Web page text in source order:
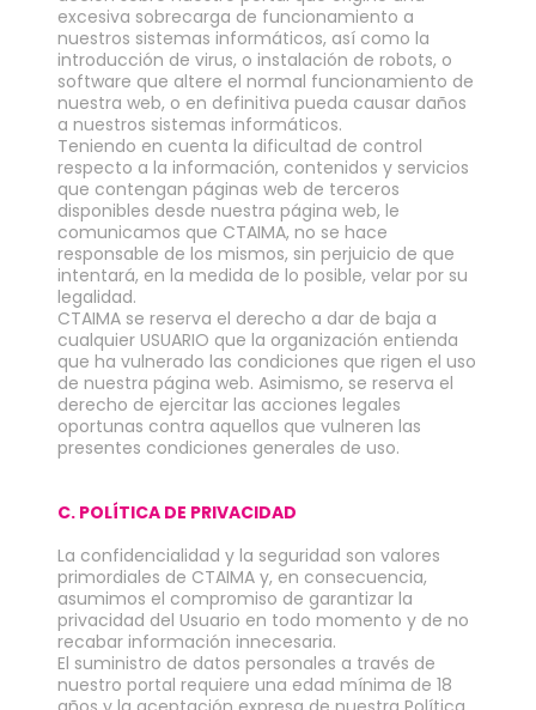
excesiva sobrecarga de funcionamiento a
nuestros sistemas informáticos, así como la
introducción de virus, o instalación de robots, o
software que altere el normal funcionamiento de
nuestra web, o en definitiva pueda causar daños
a nuestros sistemas informáticos.
Teniendo en cuenta la dificultad de control
respecto a la información, contenidos y servicios
que contengan páginas web de terceros
disponibles desde nuestra página web, le
comunicamos que CTAIMA, no se hace
responsable de los mismos, sin perjuicio de que
intentará, en la medida de lo posible, velar por su
legalidad.
CTAIMA se reserva el derecho a dar de baja a
cualquier USUARIO que la organización entienda
que ha vulnerado las condiciones que rigen el uso
de nuestra página web. Asimismo, se reserva el
derecho de ejercitar las acciones legales
oportunas contra aquellos que vulneren las
presentes condiciones generales de uso.
C. POLÍTICA DE PRIVACIDAD
La confidencialidad y la seguridad son valores
primordiales de CTAIMA y, en consecuencia,
asumimos el compromiso de garantizar la
privacidad del Usuario en todo momento y de no
recabar información innecesaria.
El suministro de datos personales a través de
nuestro portal requiere una edad mínima de 18